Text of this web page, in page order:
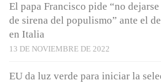
El papa Francisco pide “no
de sirena del populismo” ante el
en Italia
13 DE NOVIEMBRE DE 2022
EU da luz verde para iniciar la